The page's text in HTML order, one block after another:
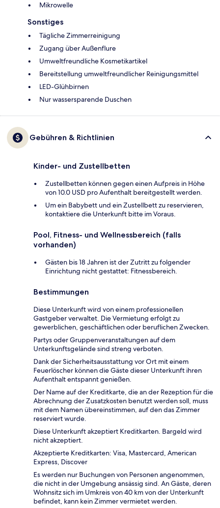
Mikrowelle
Sonstiges
Tägliche Zimmerreinigung
Zugang über Außenflure
Umweltfreundliche Kosmetikartikel
Bereitstellung umweltfreundlicher Reinigungsmittel
LED-Glühbirnen
Nur wassersparende Duschen
Gebühren & Richtlinien
Kinder- und Zustellbetten
Zustellbetten können gegen einen Aufpreis in Höhe
von 10.0 USD pro Aufenthalt bereitgestellt werden.
Um ein Babybett und ein Zustellbett zu reservieren,
kontaktiere die Unterkunft bitte im Voraus.
Pool, Fitness- und Wellnessbereich (falls
vorhanden)
Gästen bis 18 Jahren ist der Zutritt zu folgender
Einrichtung nicht gestattet: Fitnessbereich.
Bestimmungen
Diese Unterkunft wird von einem professionellen
Gastgeber verwaltet. Die Vermietung erfolgt zu
gewerblichen, geschäftlichen oder beruflichen Zwecken.
Partys oder Gruppenveranstaltungen auf dem
Unterkunftsgelände sind streng verboten.
Dank der Sicherheitsausstattung vor Ort mit einem
Feuerlöscher können die Gäste dieser Unterkunft ihren
Aufenthalt entspannt genießen.
Der Name auf der Kreditkarte, die an der Rezeption für die
Abrechnung der Zusatzkosten benutzt werden soll, muss
mit dem Namen übereinstimmen, auf den das Zimmer
reserviert wurde.
Diese Unterkunft akzeptiert Kreditkarten. Bargeld wird
nicht akzeptiert.
Akzeptierte Kreditkarten: Visa, Mastercard, American
Express, Discover
Es werden nur Buchungen von Personen angenommen,
die nicht in der Umgebung ansässig sind. An Gäste, deren
Wohnsitz sich im Umkreis von 40 km von der Unterkunft
befindet, kann kein Zimmer vermietet werden.